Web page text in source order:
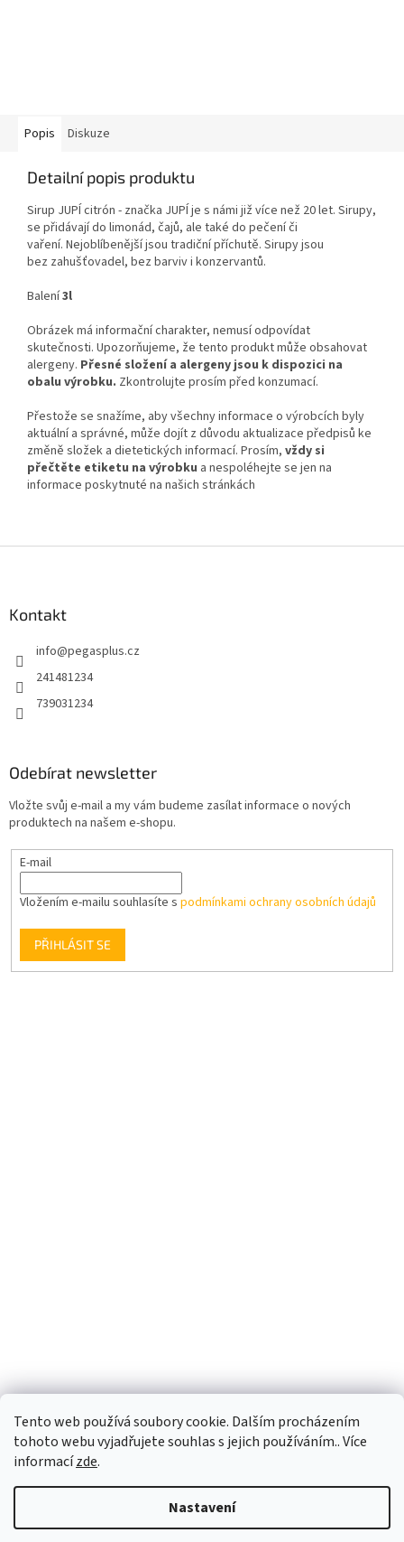
Tento web používá soubory cookie. Dalším procházením
tohoto webu vyjadřujete souhlas s jejich používáním.. Více
informacízde.
Nastavení
Popis Diskuze
Detailní popis produktu
Sirup JUPÍ citrón - značka JUPÍ je s námi již více než 20 let. Sirupy,
se přidávají do limonád, čajů, ale také do pečení či
vaření. Nejoblíbenější jsou tradiční příchutě. Sirupy jsou
bez zahušťovadel, bez barviv i konzervantů.
Balení3l
Obrázek má informační charakter, nemusí odpovídat
skutečnosti. Upozorňujeme, že tento produkt může obsahovat
alergeny. Přesné složení a alergeny jsou k dispozici na
obalu výrobku. Zkontrolujte prosím před konzumací.
Přestože se snažíme, aby všechny informace o výrobcích byly
aktuální a správné, může dojít z důvodu aktualizace předpisů ke
změně složek a dietetických informací. Prosím, vždy si
přečtěte etiketu na výrobku a nespoléhejte se jen na
informace poskytnuté na našich stránkách
Kontakt
info@pegasplus.cz
241481234
739031234
Odebírat newsletter
Vložte svůj e-mail a my vám budeme zasílat informace o nových
produktech na našem e-shopu.
E-mail
Vložením e-mailu souhlasíte s podmínkami ochrany osobních údajů
PŘIHLÁSIT SE